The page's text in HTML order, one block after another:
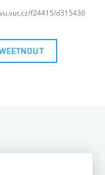
f24415/d315436